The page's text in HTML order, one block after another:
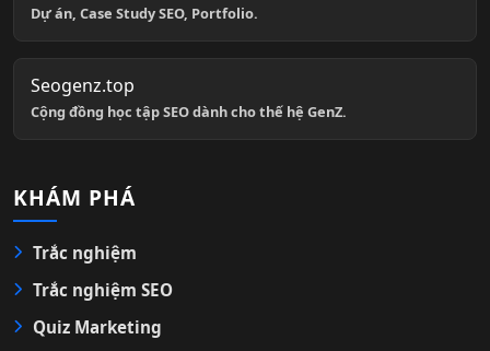
Dự án, Case Study SEO, Portfolio.
Seogenz.top
Cộng đồng học tập SEO dành cho thế hệ GenZ.
KHÁM PHÁ
Trắc nghiệm
Trắc nghiệm SEO
Quiz Marketing